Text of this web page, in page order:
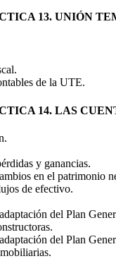
13. UNIÓN
de la UTE.
14. LAS
y ganancias.
en el patrimonio
de efectivo.
del Plan
del Plan